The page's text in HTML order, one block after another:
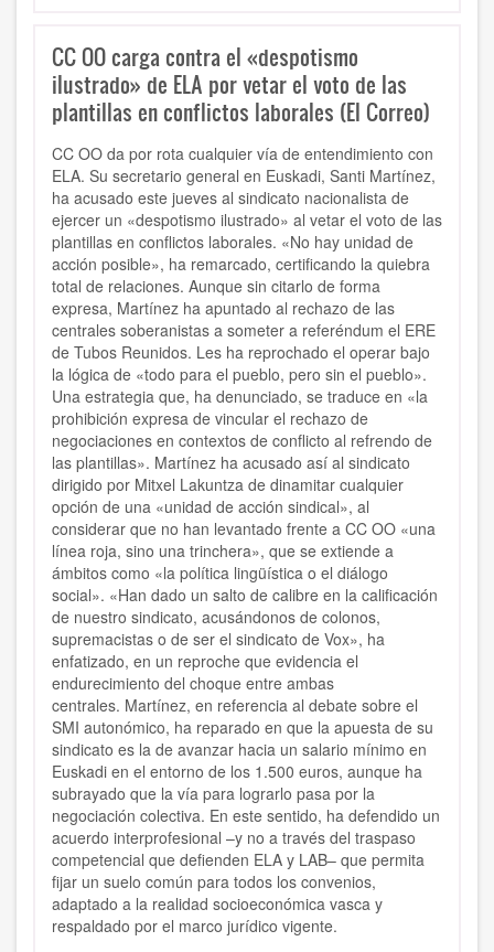
CC OO carga contra el «despotismo
ilustrado» de ELA por vetar el voto de las
plantillas en conflictos laborales (El Correo)
CC OO da por rota cualquier vía de entendimiento con
ELA. Su secretario general en Euskadi, Santi Martínez,
ha acusado este jueves al sindicato nacionalista de
ejercer un «despotismo ilustrado» al vetar el voto de las
plantillas en conflictos laborales. «No hay unidad de
acción posible», ha remarcado, certificando la quiebra
total de relaciones. Aunque sin citarlo de forma
expresa, Martínez ha apuntado al rechazo de las
centrales soberanistas a someter a referéndum el ERE
de Tubos Reunidos. Les ha reprochado el operar bajo
la lógica de «todo para el pueblo, pero sin el pueblo».
Una estrategia que, ha denunciado, se traduce en «la
prohibición expresa de vincular el rechazo de
negociaciones en contextos de conflicto al refrendo de
las plantillas». Martínez ha acusado así al sindicato
dirigido por Mitxel Lakuntza de dinamitar cualquier
opción de una «unidad de acción sindical», al
considerar que no han levantado frente a CC OO «una
línea roja, sino una trinchera», que se extiende a
ámbitos como «la política lingüística o el diálogo
social». «Han dado un salto de calibre en la calificación
de nuestro sindicato, acusándonos de colonos,
supremacistas o de ser el sindicato de Vox», ha
enfatizado, en un reproche que evidencia el
endurecimiento del choque entre ambas
centrales. Martínez, en referencia al debate sobre el
SMI autonómico, ha reparado en que la apuesta de su
sindicato es la de avanzar hacia un salario mínimo en
Euskadi en el entorno de los 1.500 euros, aunque ha
subrayado que la vía para lograrlo pasa por la
negociación colectiva. En este sentido, ha defendido un
acuerdo interprofesional –y no a través del traspaso
competencial que defienden ELA y LAB– que permita
fijar un suelo común para todos los convenios,
adaptado a la realidad socioeconómica vasca y
respaldado por el marco jurídico vigente.